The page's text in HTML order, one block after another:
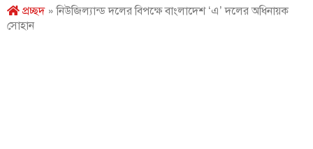
প্রচ্ছদ» নিউজিল্যান্ড দলের বিপক্ষে বাংলাদেশ ‘এ’ দলের অধিনায়ক
সোহান